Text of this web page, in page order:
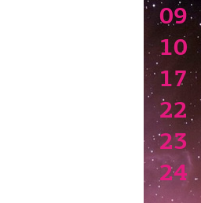
09
10
17
22
23
24